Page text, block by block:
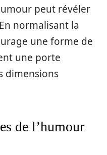
peut révéler
normalisant la
une forme de
une porte
dimensions
de l’humour